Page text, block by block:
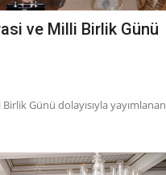
ve Milli Birlik Günü
Günü dolayısıyla yayımlanan